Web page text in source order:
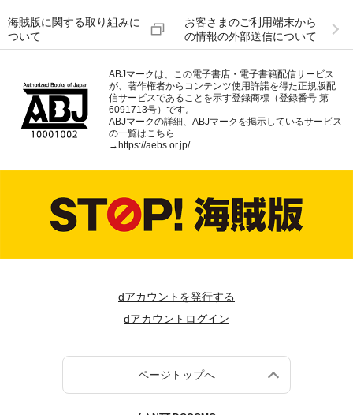
海賊版に関する取り組みに
ついて
お客さまのご利用端末から
の情報の外部送信について
ABJマークは、この電子書店・電子書籍配信サービス
が、著作権者からコンテンツ使用許諾を得た正規版配
信サービスであることを示す登録商標（登録番号 第
6091713号）です。
ABJマークの詳細、ABJマークを掲示しているサービス
の一覧はこちら
→ https://aebs.or.jp/
dアカウントを発行する
dアカウントログイン
ページトップへ